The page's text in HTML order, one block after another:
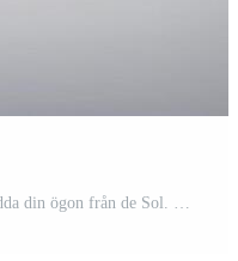
visir keps realistisk. styrning till skydda din ögon från de Sol. tennis, baseboll sporter. huvudbonader. Pro Vektor